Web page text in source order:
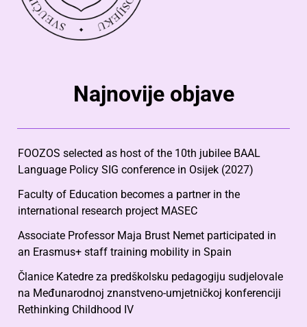
Najnovije objave
FOOZOS selected as host of the 10th jubilee BAAL
Language Policy SIG conference in Osijek (2027)
Faculty of Education becomes a partner in the
international research project MASEC
Associate Professor Maja Brust Nemet participated in
an Erasmus+ staff training mobility in Spain
Članice Katedre za predškolsku pedagogiju sudjelovale
na Međunarodnoj znanstveno-umjetničkoj konferenciji
Rethinking Childhood IV